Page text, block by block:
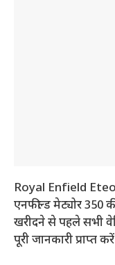
Royal Enfield
एनफील्ड मेट्योर 350
खरीदने से पहले सभी
पूरी जानकारी प्राप्त